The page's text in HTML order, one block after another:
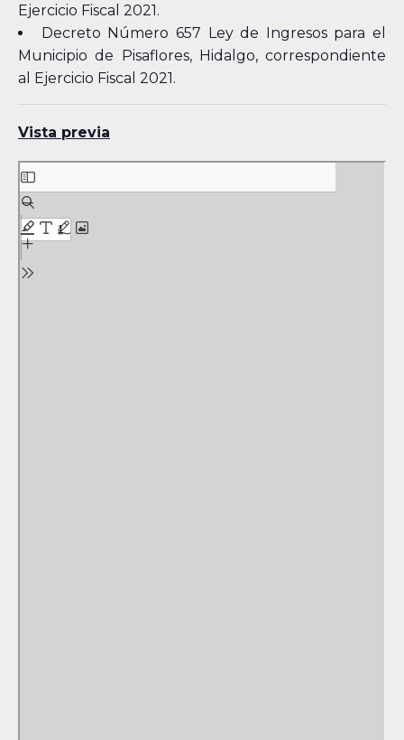
Ejercicio Fiscal 2021.
Decreto Número 657 Ley de Ingresos para el
Municipio de Pisaflores, Hidalgo, correspondiente
al Ejercicio Fiscal 2021.
Vista previa
Skip
to
PDF
content